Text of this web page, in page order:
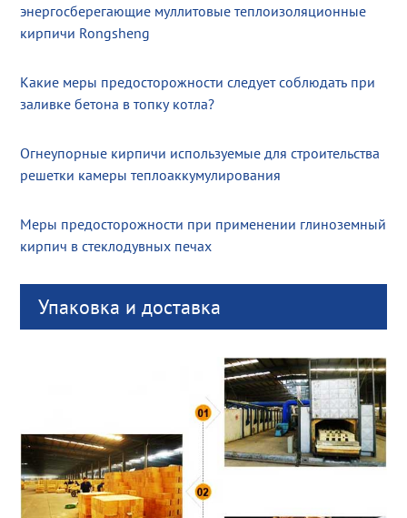
энергосберегающие муллитовые теплоизоляционные
кирпичи Rongsheng
Какие меры предосторожности следует соблюдать при
заливке бетона в топку котла?
Огнеупорные кирпичи используемые для строительства
решетки камеры теплоаккумулирования
Меры предосторожности при применении глиноземный
кирпич в стеклодувных печах
Упаковка и доставка